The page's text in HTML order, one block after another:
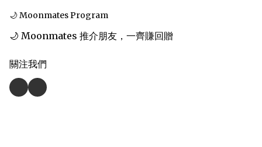
🌙 Moonmates Program
🌙 Moonmates 推介朋友，一齊賺回贈
關注我們